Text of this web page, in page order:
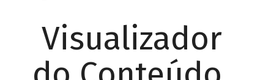
Visualizador